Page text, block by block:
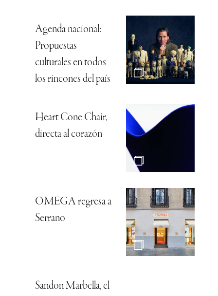
Agenda nacional:
Propuestas
culturales en todos
los rincones del país
Heart Cone Chair,
directa al corazón
OMEGA regresa a
Serrano
Sandon Marbella, el